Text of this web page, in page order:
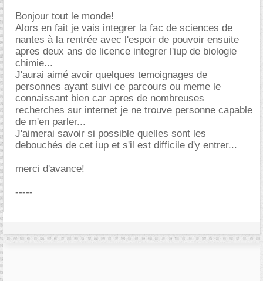
Bonjour tout le monde!
Alors en fait je vais integrer la fac de sciences de
nantes à la rentrée avec l'espoir de pouvoir ensuite
apres deux ans de licence integrer l'iup de biologie
chimie...
J'aurai aimé avoir quelques temoignages de
personnes ayant suivi ce parcours ou meme le
connaissant bien car apres de nombreuses
recherches sur internet je ne trouve personne capable
de m'en parler...
J'aimerai savoir si possible quelles sont les
debouchés de cet iup et s'il est difficile d'y entrer...
merci d'avance!
-----